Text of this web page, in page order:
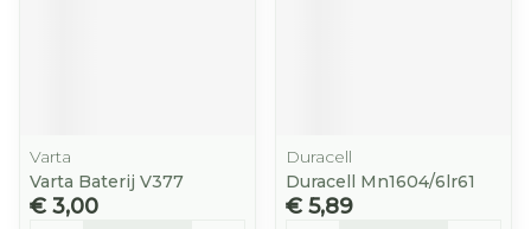
Varta
Varta Baterij V377
€ 3,00
Duracell
Duracell Mn1604/6lr61
€ 5,89